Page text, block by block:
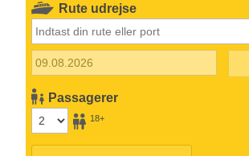
Rute udrejse
Passagerer
18+